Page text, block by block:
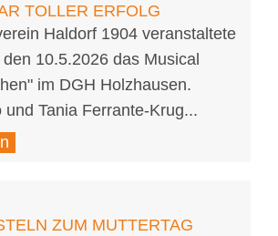
TOLLER ERFOLG
Haldorf 1904 veranstaltete
10.5.2026 das Musical
im DGH Holzhausen.
und Tania Ferrante-Krug...
ZUM MUTTERTAG